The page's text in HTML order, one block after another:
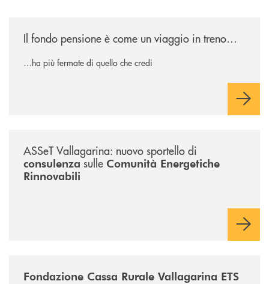
Il fondo pensione è come un viaggio in treno…
…ha più fermate di quello che credi
ASSeT Vallagarina: nuovo sportello di
consulenzasulle Comunità Energetiche
Rinnovabili
Fondazione Cassa Rurale Vallagarina ETS